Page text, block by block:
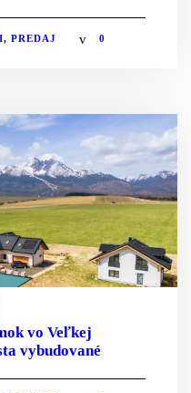
, PREDAJ 0
vo Veľkej
vybudované